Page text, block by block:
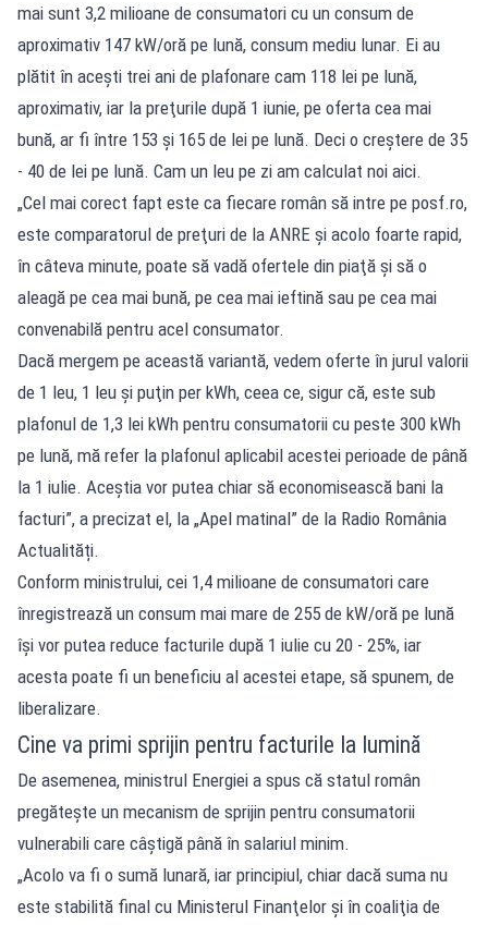
mai sunt 3,2 milioane de consumatori cu un consum de
aproximativ 147 kW/oră pe lună, consum mediu lunar. Ei au
plătit în aceşti trei ani de plafonare cam 118 lei pe lună,
aproximativ, iar la preţurile după 1 iunie, pe oferta cea mai
bună, ar fi între 153 şi 165 de lei pe lună. Deci o creştere de 35
- 40 de lei pe lună. Cam un leu pe zi am calculat noi aici.
„Cel mai corect fapt este ca fiecare român să intre pe posf.ro,
este comparatorul de preţuri de la ANRE şi acolo foarte rapid,
în câteva minute, poate să vadă ofertele din piaţă şi să o
aleagă pe cea mai bună, pe cea mai ieftină sau pe cea mai
convenabilă pentru acel consumator.
Dacă mergem pe această variantă, vedem oferte în jurul valorii
de 1 leu, 1 leu şi puţin per kWh, ceea ce, sigur că, este sub
plafonul de 1,3 lei kWh pentru consumatorii cu peste 300 kWh
pe lună, mă refer la plafonul aplicabil acestei perioade de până
la 1 iulie. Aceştia vor putea chiar să economisească bani la
facturi”, a precizat el, la „Apel matinal” de la Radio România
Actualități.
Conform ministrului, cei 1,4 milioane de consumatori care
înregistrează un consum mai mare de 255 de kW/oră pe lună
își vor putea reduce facturile după 1 iulie cu 20 - 25%, iar
acesta poate fi un beneficiu al acestei etape, să spunem, de
liberalizare.
Cine va primi sprijin pentru facturile la lumină
De asemenea, ministrul Energiei a spus că statul român
pregăteşte un mecanism de sprijin pentru consumatorii
vulnerabili care câştigă până în salariul minim.
„Acolo va fi o sumă lunară, iar principiul, chiar dacă suma nu
este stabilită final cu Ministerul Finanţelor şi în coaliţia de